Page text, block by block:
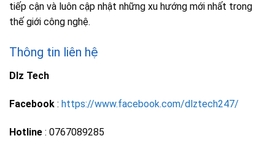
tiếp cận và luôn cập nhật những xu hướng mới nhất trong
thế giới công nghệ.
Thông tin liên hệ
Dlz Tech
Facebook : https://www.facebook.com/dlztech247/
Hotline : 0767089285